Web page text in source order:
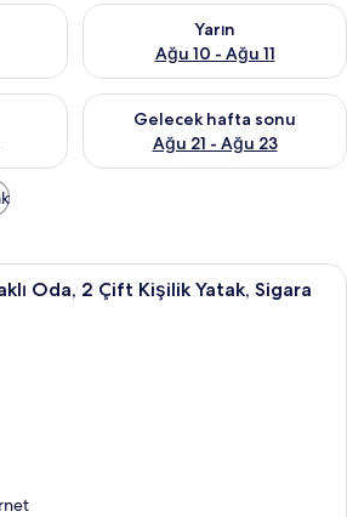
et Ağu 9 - Ağu 10
Yarın
Ağu 10 - Ağu 11
Yarın için müsaitliği kontrol et
kontrol et Ağu 14 - Ağu 16
Gelecek hafta sonu
Ağu 21 - Ağu 23
Önümüzdeki hafta sonu için
Deluxe Tek Büyük Yataklı Oda, 2 Çift
Oda, 2 Çift Kişilik Yatak, Sigara